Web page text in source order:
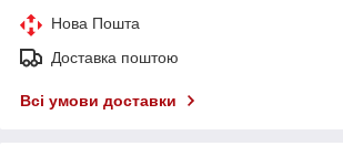
Нова Пошта
Доставка поштою
Всі умови доставки